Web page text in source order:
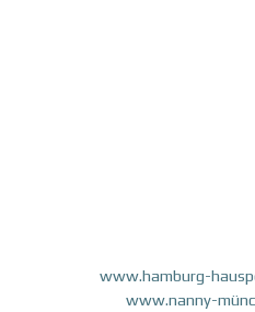
www.hamburg-
www.nanny-